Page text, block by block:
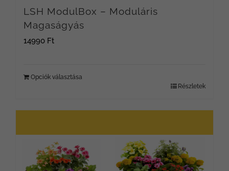
LSH ModulBox – Moduláris
Magaságyás
14990 Ft
Opciók választása
Részletek